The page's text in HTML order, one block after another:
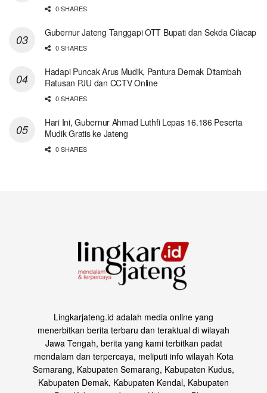
0 SHARES
Gubernur Jateng Tanggapi OTT Bupati dan Sekda Cilacap
0 SHARES
Hadapi Puncak Arus Mudik, Pantura Demak Ditambah
Ratusan PJU dan CCTV Online
0 SHARES
Hari Ini, Gubernur Ahmad Luthfi Lepas 16.186 Peserta
Mudik Gratis ke Jateng
0 SHARES
Lingkarjateng.id adalah media online yang
menerbitkan berita terbaru dan teraktual di wilayah
Jawa Tengah, berita yang kami terbitkan padat
mendalam dan terpercaya, meliputi info wilayah Kota
Semarang, Kabupaten Semarang, Kabupaten Kudus,
Kabupaten Demak, Kabupaten Kendal, Kabupaten